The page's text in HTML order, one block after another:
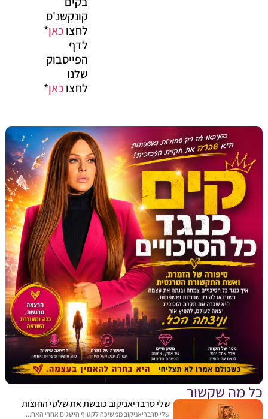
קונקשנ'ס
לחצוכאן*
הפייסבוק
לחצוכאן*
שקשור
שלי סרבריאניקוב כובשת את שלטי החוצות
שלי סרבריאניקוב ממשיכה לקטוף הישגים אחרי האח...